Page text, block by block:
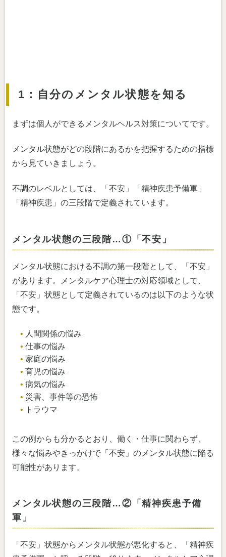
1：自分のメンタル状態を知る
まずは個人ができるメンタルヘルス対策についてです。
メンタル状態がどの段階にあるかを把握するための指標
から見ていきましょう。
不調のレベルとしては、「不安」「精神疾患予備軍」
「精神疾患」の三段階で定義されています。
メンタル状態の三段階…①「不安」
メンタル状態における不調の第一段階として、「不安」
があります。メンタルケア心理士の対応領域として、
「不安」状態として定義されているのは以下のような状
態です。
人間関係の悩み
仕事の悩み
家庭の悩み
育児の悩み
病気の悩み
災害、事件等の恐怖
トラウマ
この例からも分かるとおり、働く・仕事に関わらず、
様々な悩みやきっかけで「不安」のメンタル状態に陥る
可能性があります。
メンタル状態の三段階…②「精神疾患予備
軍」
「不安」状態からメンタル状態が悪化すると、「精神疾